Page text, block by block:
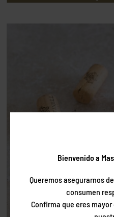
Bienvenido a
Queremos asegurarnos
consumen
Confirma que eres